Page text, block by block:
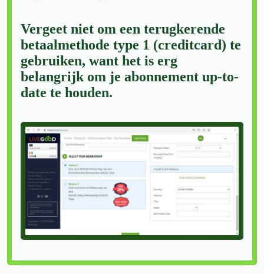
Vergeet niet om een terugkerende
betaalmethode type 1 (creditcard) te
gebruiken, want het is erg
belangrijk om je abonnement up-to-
date te houden.